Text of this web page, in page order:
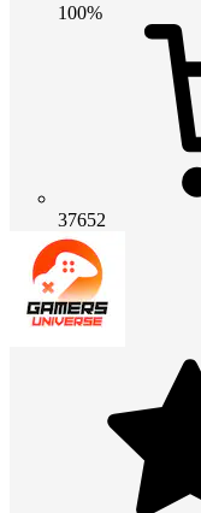
100%
37652